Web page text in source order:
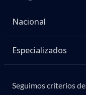
Nacional
Especializados
Seguimos criterios de